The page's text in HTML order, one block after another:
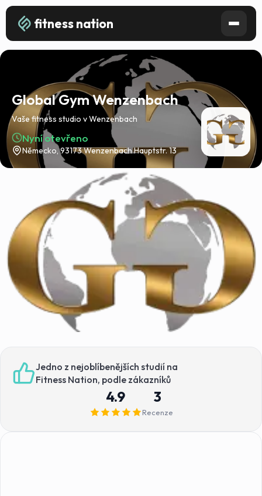
fitness nation
Global Gym Wenzenbach
Vaše fitness studio v Wenzenbach
Nyní otevřeno
Německo, 93173 Wenzenbach Hauptstr. 13
Jedno z nejoblíbenějších studií na
Fitness Nation, podle zákazníků
4.9 3
Recenze